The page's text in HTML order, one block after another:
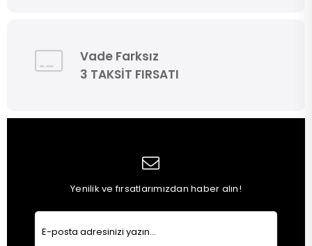
Vade Farksız
3 TAKSİT FIRSATI
Yenilik ve fırsatlarımızdan haber alın!